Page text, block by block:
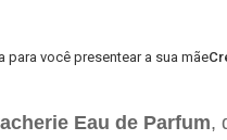
você presentear a sua mãe
Eau de Parfum,